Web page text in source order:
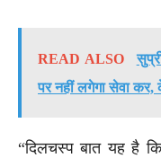
READ ALSO
पर नहीं लगेगा सेवा
“दिलचस्प बात यह है